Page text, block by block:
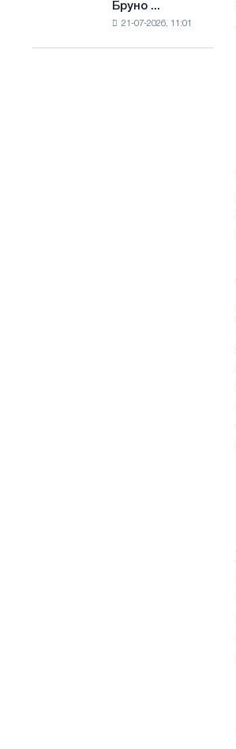
Бруно ...
21-07-2026, 11:01